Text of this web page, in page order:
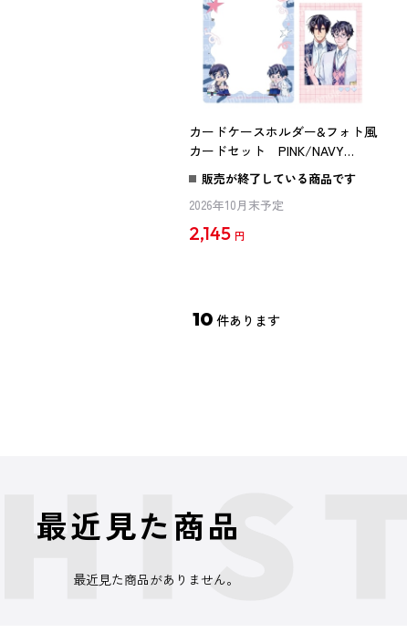
カードケースホルダー&フォト風
カードセット PINK/NAVY
TRAD. CLUB ver. 異世界の沙汰
は社畜次第
販売が終了している商品です
2026年10月末予定
2,145 円
10 件あります
最近見た商品
最近見た商品がありません。